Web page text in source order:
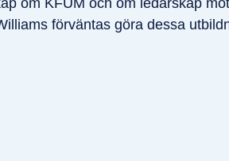
förväntas göra dessa